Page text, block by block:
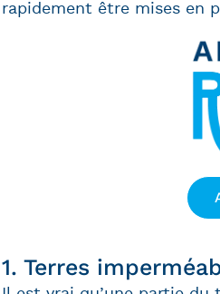
rapidement être mises en
1. Terres